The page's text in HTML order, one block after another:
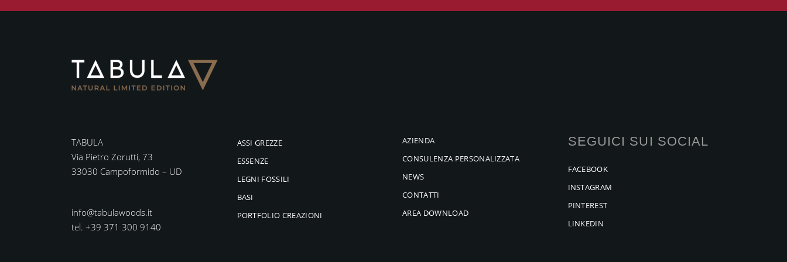
TABULA
Via Pietro Zorutti, 73
33030 Campoformido – UD
info@tabulawoods.it
tel. +39 371 300 9140
ASSI GREZZE
ESSENZE
LEGNI FOSSILI
BASI
PORTFOLIO CREAZIONI
AZIENDA
CONSULENZA PERSONALIZZATA
NEWS
CONTATTI
AREA DOWNLOAD
SEGUICI SUI SOCIAL
FACEBOOK
INSTAGRAM
PINTEREST
LINKEDIN